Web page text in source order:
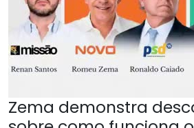
Zema demonstra